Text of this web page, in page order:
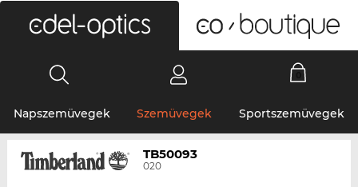
Napszemüvegek Szemüvegek Sportszemüvegek
TB50093
020